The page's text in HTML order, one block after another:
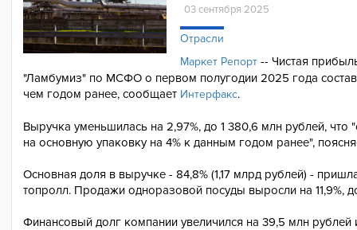
03 сентября 2025
Отрасли
Маркет Репорт-- Чистая
"Ламбумиз" по МСФО о первом полугодии 2025 года
чем годом ранее, сообщает Интерфакс.
Выручка уменьшилась на 2,97%, до 1 380,6 млн рублей,
на основную упаковку на 4% к данным годом ранее",
Основная доля в выручке - 84,8% (1,17 млрд рублей) -
топролл. Продажи одноразовой посуды выросли на 11,9%,
Финансовый долг компании увеличился на 39,5 млн рублей